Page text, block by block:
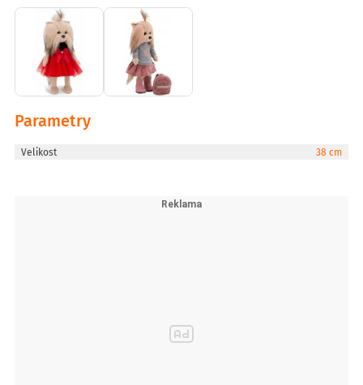
Parametry
Velikost 38 cm